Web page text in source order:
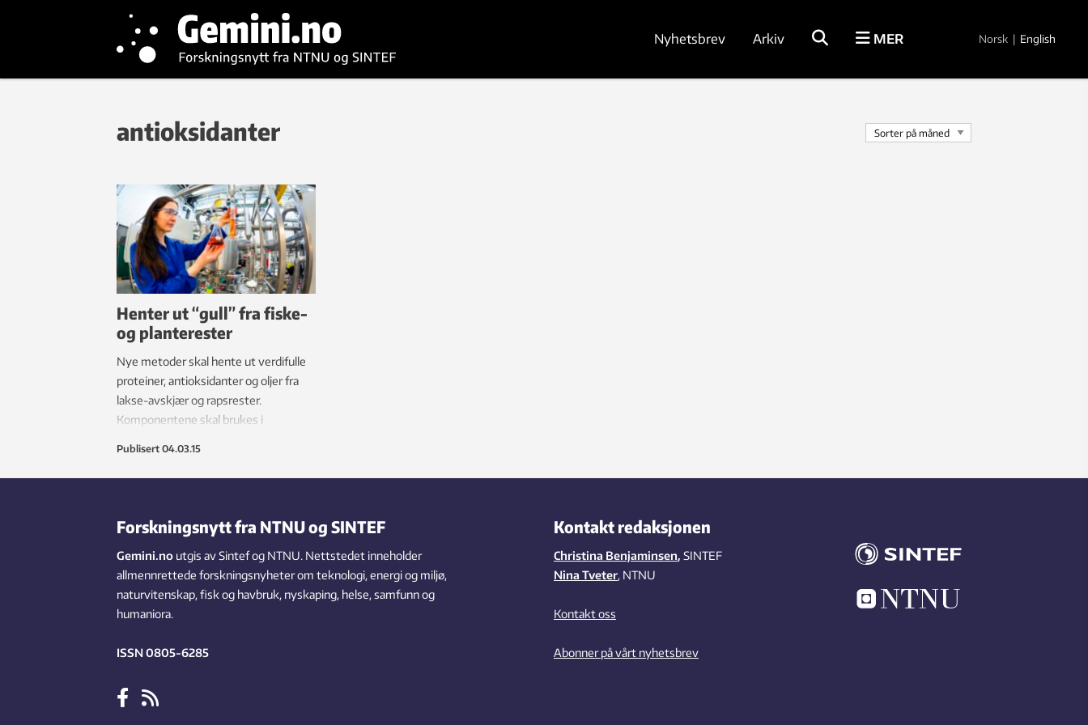
Nyhetsbrev Arkiv MER Norsk | English
antioksidanter
Henter ut “gull” fra fiske-
og planterester
Nye metoder skal hente ut verdifulle
proteiner, antioksidanter og oljer fra
lakse-avskjær og rapsrester.
Komponentene skal brukes i
Publisert 04.03.15
Forskningsnytt fra NTNU og SINTEF
Gemini.no utgis av Sintef og NTNU. Nettstedet inneholder
allmennrettede forskningsnyheter om teknologi, energi og miljø,
naturvitenskap, fisk og havbruk, nyskaping, helse, samfunn og
humaniora.
ISSN 0805-6285
Kontakt redaksjonen
Christina Benjaminsen, SINTEF
Nina Tveter, NTNU
Kontakt oss
Abonner på vårt nyhetsbrev